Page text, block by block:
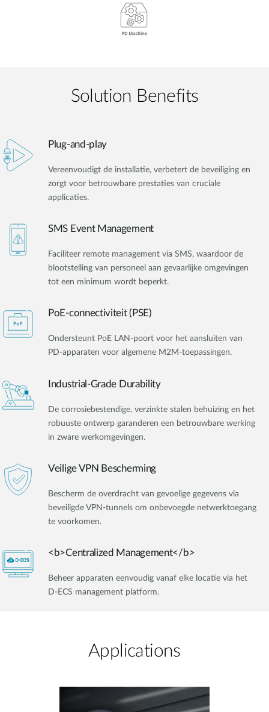
Solution Benefits
Plug-and-play
Vereenvoudigt de installatie, verbetert de beveiliging en
zorgt voor betrouwbare prestaties van cruciale
applicaties.
SMS Event Management
Faciliteer remote management via SMS, waardoor de
blootstelling van personeel aan gevaarlijke omgevingen
tot een minimum wordt beperkt.
PoE-connectiviteit (PSE)
Ondersteunt PoE LAN-poort voor het aansluiten van
PD-apparaten voor algemene M2M-toepassingen.
Industrial-Grade Durability
De corrosiebestendige, verzinkte stalen behuizing en het
robuuste ontwerp garanderen een betrouwbare werking
in zware werkomgevingen.
Veilige VPN Bescherming
Bescherm de overdracht van gevoelige gegevens via
beveiligde VPN-tunnels om onbevoegde netwerktoegang
te voorkomen.
<b>Centralized Management</b>
Beheer apparaten eenvoudig vanaf elke locatie via het
D-ECS management platform.
Applications